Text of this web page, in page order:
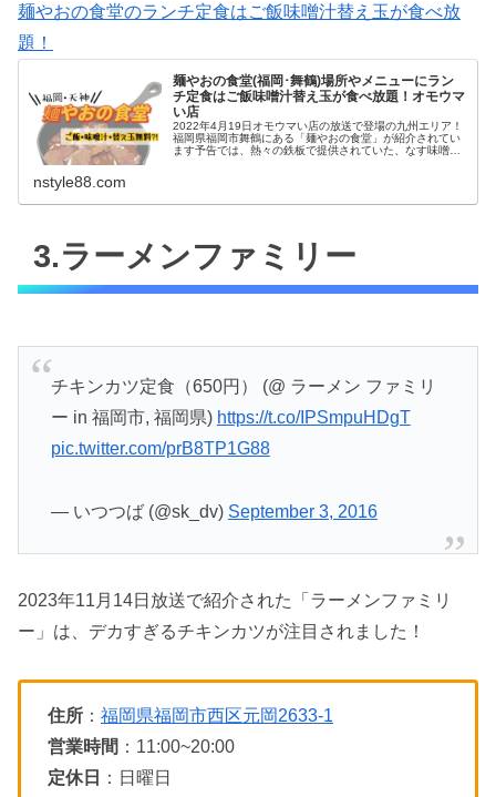
麺やおの食堂のランチ定食はご飯味噌汁替え玉が食べ放
題！
麺やおの食堂(福岡･舞鶴)場所やメニューにラン
チ定食はご飯味噌汁替え玉が食べ放題！オモウマ
い店
2022年4月19日オモウマい店の放送で登場の九州エリア！
福岡県福岡市舞鶴にある「麺やおの食堂」が紹介されてい
ます予告では、熱々の鉄板で提供されていた、なす味噌定
nstyle88.com
3.ラーメンファミリー
チキンカツ定食（650円） (@ ラーメン ファミリ
ー in 福岡市, 福岡県) https://t.co/IPSmpuHDgT
pic.twitter.com/prB8TP1G88
— いつつば (@sk_dv) September 3, 2016
2023年11月14日放送で紹介された「ラーメンファミリ
ー」は、デカすぎるチキンカツが注目されました！
住所 ： 福岡県福岡市西区元岡2633-1
営業時間 ：11:00~20:00
定休日
：日曜日